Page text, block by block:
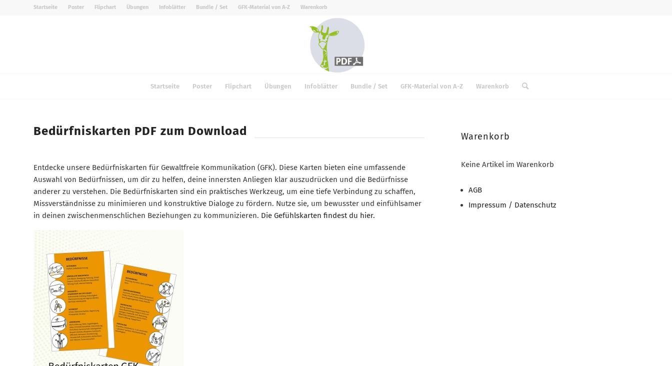
Startseite Poster Flipchart Übungen Infoblätter Bundle / Set GFK-Material von A-Z Warenkorb
Startseite Poster Flipchart Übungen Infoblätter Bundle / Set GFK-Material von A-Z Warenkorb
Bedürfniskarten PDF zum Download
Entdecke unsere Bedürfniskarten für Gewaltfreie Kommunikation (GFK). Diese Karten bieten eine umfassende
Auswahl von Bedürfnissen, um dir zu helfen, deine innersten Anliegen klar auszudrücken und die Bedürfnisse
anderer zu verstehen. Die Bedürfniskarten sind ein praktisches Werkzeug, um eine tiefe Verbindung zu schaffen,
Missverständnisse zu minimieren und konstruktive Dialoge zu fördern. Nutze sie, um bewusster und einfühlsamer
in deinen zwischenmenschlichen Beziehungen zu kommunizieren. Die Gefühlskarten findest du hier.
Warenkorb
Keine Artikel im Warenkorb
AGB
Impressum / Datenschutz